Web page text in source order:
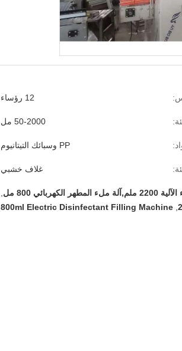
12 رؤساء
50-2000 مل
PP وسبائك التيتانيوم
غلاف خشبي
800ml Electric Disinfectant Filling Machine